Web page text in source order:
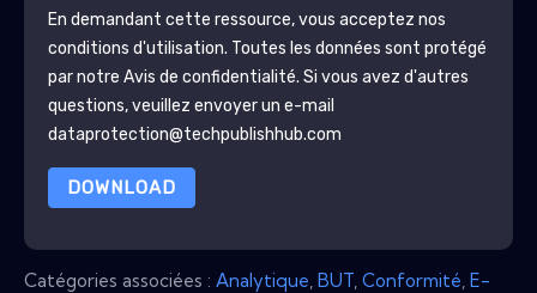
En demandant cette ressource, vous acceptez nos
conditions d'utilisation. Toutes les données sont protégé
par notre Avis de confidentialité. Si vous avez d'autres
questions, veuillez envoyer un e-mail
dataprotection@techpublishhub.com
DOWNLOAD
Catégories associées : Analytique BUT Conformité E-